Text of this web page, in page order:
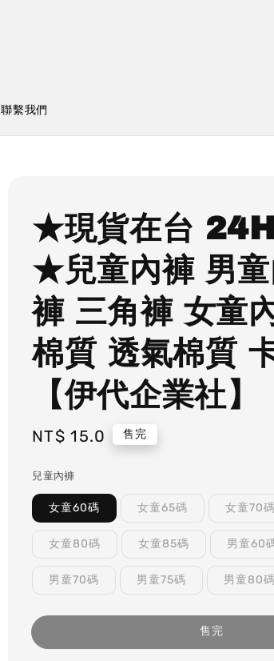
聯繫我們
★現貨在台
★兒童內褲 男童
褲 三角褲 女童
棉質 透氣棉質
【伊代企業社】
Regular
NT$ 15.0 售完
兒童內褲
女童60碼 女童65碼 女童70碼
女童80碼 女童85碼 男童60
男童70碼 男童75碼 男童80碼
售完